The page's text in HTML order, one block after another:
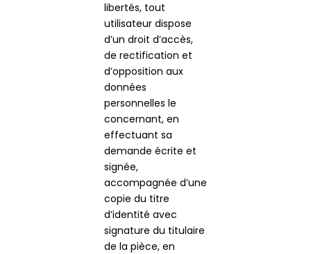
libertés, tout
utilisateur dispose
d’un droit d’accès,
de rectification et
d’opposition aux
données
personnelles le
concernant, en
effectuant sa
demande écrite et
signée,
accompagnée d’une
copie du titre
d’identité avec
signature du titulaire
de la pièce, en